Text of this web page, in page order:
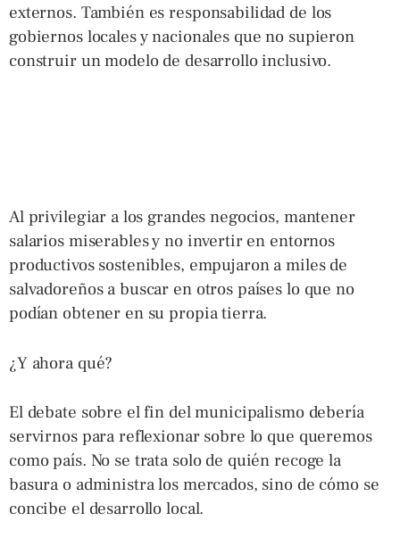
externos. También es responsabilidad de los
gobiernos locales y nacionales que no supieron
construir un modelo de desarrollo inclusivo.
Al privilegiar a los grandes negocios, mantener
salarios miserables y no invertir en entornos
productivos sostenibles, empujaron a miles de
salvadoreños a buscar en otros países lo que no
podían obtener en su propia tierra.
¿Y ahora qué?
El debate sobre el fin del municipalismo debería
servirnos para reflexionar sobre lo que queremos
como país. No se trata solo de quién recoge la
basura o administra los mercados, sino de cómo se
concibe el desarrollo local.